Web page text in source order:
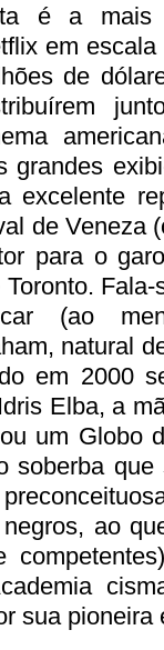
é a mais
em
de
grandes
excelente
de Veneza
para o
(ao
natural
em 2000
Elba, a
um Globo
soberba
ao
sua